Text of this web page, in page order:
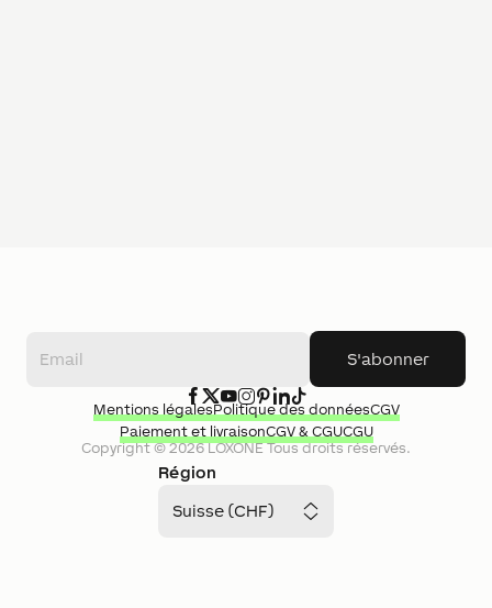
S'abonner
Région
Suisse (CHF)
Copyright ©2026LOXONETous droits réservés.
Mentions légalesPolitique des donnéesCGV
Paiement et livraisonCGV & CGUCGU